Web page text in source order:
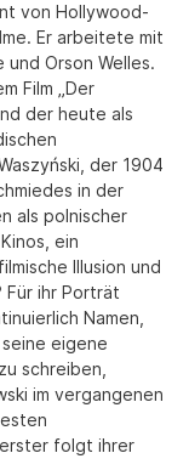
von Hollywood-
Er arbeitete mit
und Orson Welles.
Film „Der
der heute als
der 1904
in der
als polnischer
ein
Illusion und
Für ihr Porträt
Namen,
eigene
schreiben,
im vergangenen
folgt ihrer